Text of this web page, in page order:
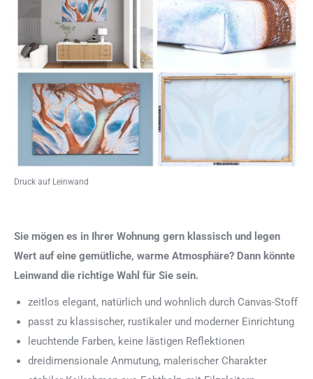
Druck auf Leinwand
Sie mögen es in Ihrer Wohnung gern klassisch und legen
Wert auf eine gemütliche, warme Atmosphäre? Dann könnte
Leinwand die richtige Wahl für Sie sein.
zeitlos elegant, natürlich und wohnlich durch Canvas-Stoff
passt zu klassischer, rustikaler und moderner Einrichtung
leuchtende Farben, keine lästigen Reflektionen
dreidimensionale Anmutung, malerischer Charakter